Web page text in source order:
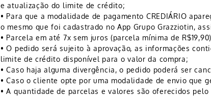
e atualização do limite de crédito;
• Para que a modalidade de pagamento CREDIÁRIO
o mesmo que foi cadastrado no App Grupo Grazziotin,
• Parcela em até 7x sem juros (parcela mínima de
• O pedido será sujeito à aprovação, as informações
limite de crédito disponível para o valor da compra;
• Caso haja alguma divergência, o pedido poderá ser
• Caso o cliente opte por uma modalidade de envio que
• A quantidade de parcelas e valores são oferecidos